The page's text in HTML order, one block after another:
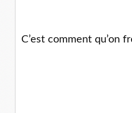
C’est comment qu’on